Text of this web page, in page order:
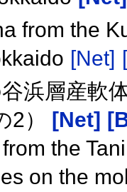
from the
[Net]
浜層産軟
2） [Net]
the
on the